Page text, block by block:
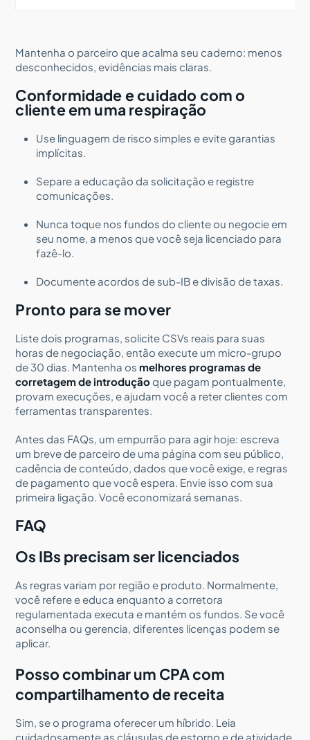
Mantenha o parceiro que acalma seu caderno: menos
desconhecidos, evidências mais claras.
Conformidade e cuidado com o
cliente em uma respiração
Use linguagem de risco simples e evite garantias
implícitas.
Separe a educação da solicitação e registre
comunicações.
Nunca toque nos fundos do cliente ou negocie em
seu nome, a menos que você seja licenciado para
fazê-lo.
Documente acordos de sub-IB e divisão de taxas.
Pronto para se mover
Liste dois programas, solicite CSVs reais para suas
horas de negociação, então execute um micro-grupo
de 30 dias. Mantenha os melhores programas de
corretagem de introdução que pagam pontualmente,
provam execuções, e ajudam você a reter clientes com
ferramentas transparentes.
Antes das FAQs, um empurrão para agir hoje: escreva
um breve de parceiro de uma página com seu público,
cadência de conteúdo, dados que você exige, e regras
de pagamento que você espera. Envie isso com sua
primeira ligação. Você economizará semanas.
FAQ
Os IBs precisam ser licenciados
As regras variam por região e produto. Normalmente,
você refere e educa enquanto a corretora
regulamentada executa e mantém os fundos. Se você
aconselha ou gerencia, diferentes licenças podem se
aplicar.
Posso combinar um CPA com
compartilhamento de receita
Sim, se o programa oferecer um híbrido. Leia
cuidadosamente as cláusulas de estorno e de atividade